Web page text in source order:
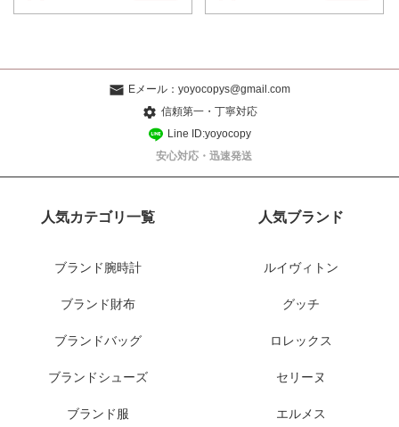
Eメール： yoyocopys@gmail.com
信頼第一・丁寧対応
Line ID:yoyocopy
安心対応・迅速発送
人気カテゴリ一覧
ブランド腕時計
ブランド財布
ブランドバッグ
ブランドシューズ
ブランド服
人気ブランド
ルイヴィトン
グッチ
ロレックス
セリーヌ
エルメス